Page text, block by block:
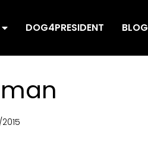
DOG4PRESIDENT BLOG